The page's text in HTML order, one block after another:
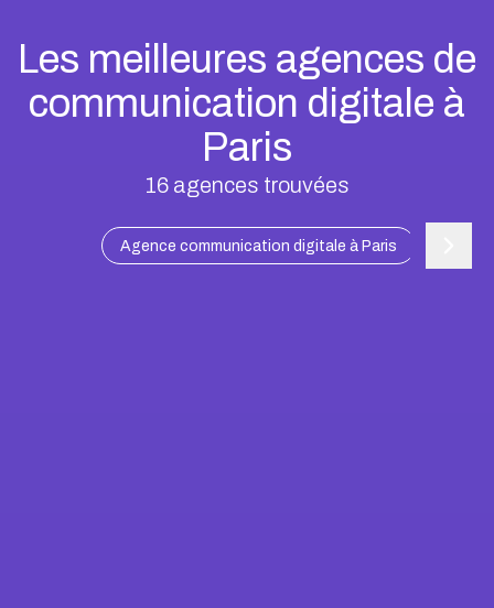
Les meilleures agences de
communication digitale à
Paris
16agences trouvées
Agence communication digitale à Paris